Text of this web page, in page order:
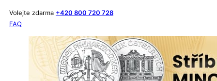
Volejte zdarma +420 800 720 728
FAQ